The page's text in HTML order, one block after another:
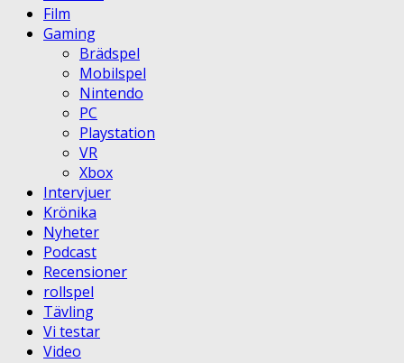
Film
Gaming
Brädspel
Mobilspel
Nintendo
PC
Playstation
VR
Xbox
Intervjuer
Krönika
Nyheter
Podcast
Recensioner
rollspel
Tävling
Vi testar
Video